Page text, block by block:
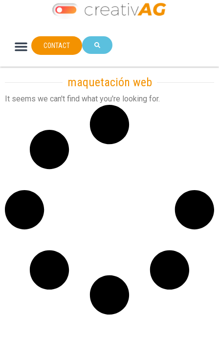
CONTACT
maquetación web
It seems we can't find what you're looking for.